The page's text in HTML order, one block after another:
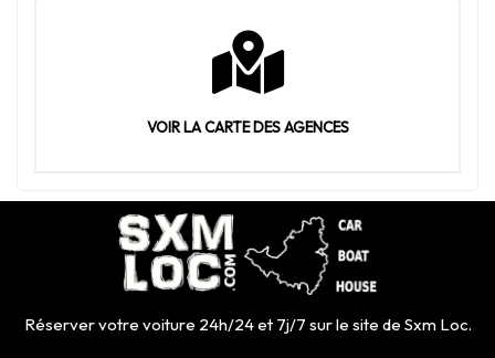
VOIR LA CARTE DES AGENCES
Réserver votre voiture 24h/24 et 7j/7 sur le site de Sxm Loc.